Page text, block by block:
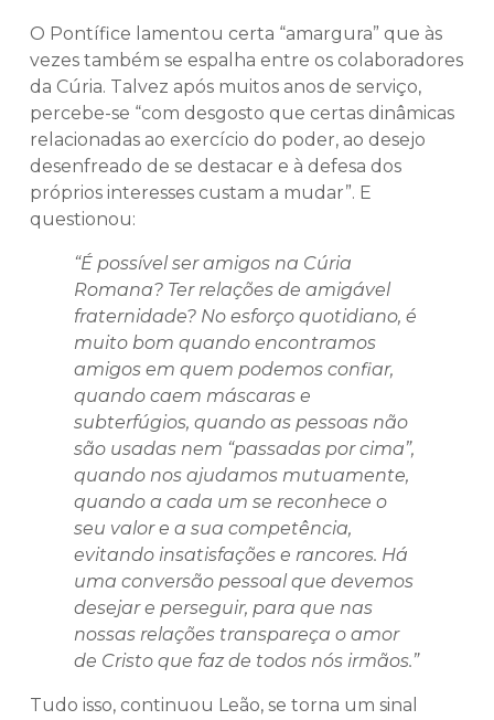
O Pontífice lamentou certa “amargura” que às
vezes também se espalha entre os colaboradores
da Cúria. Talvez após muitos anos de serviço,
percebe-se “com desgosto que certas dinâmicas
relacionadas ao exercício do poder, ao desejo
desenfreado de se destacar e à defesa dos
próprios interesses custam a mudar”. E
questionou:
“É possível ser amigos na Cúria
Romana? Ter relações de amigável
fraternidade? No esforço quotidiano, é
muito bom quando encontramos
amigos em quem podemos confiar,
quando caem máscaras e
subterfúgios, quando as pessoas não
são usadas nem “passadas por cima”,
quando nos ajudamos mutuamente,
quando a cada um se reconhece o
seu valor e a sua competência,
evitando insatisfações e rancores. Há
uma conversão pessoal que devemos
desejar e perseguir, para que nas
nossas relações transpareça o amor
de Cristo que faz de todos nós irmãos.”
Tudo isso, continuou Leão, se torna um sinal